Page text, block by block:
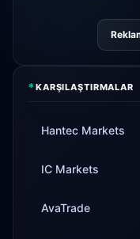
*KARŞILAŞTIRMALAR
Hantec Markets
IC Markets
AvaTrade